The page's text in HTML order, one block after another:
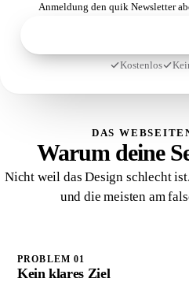
Anmeldung den quik Newsletter
Kostenlos
DAS
Warum deine
Nicht weil das Design schlecht
und die meisten am
PROBLEM 01
Kein klares Ziel